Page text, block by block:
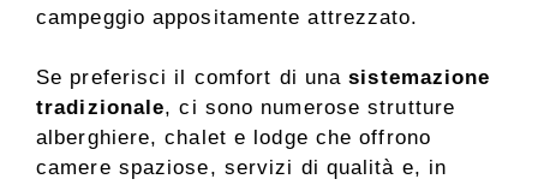
campeggio appositamente attrezzato.
Se preferisci il comfort di una sistemazione
tradizionale, ci sono numerose strutture
alberghiere, chalet e lodge che offrono
camere spaziose, servizi di qualità e, in